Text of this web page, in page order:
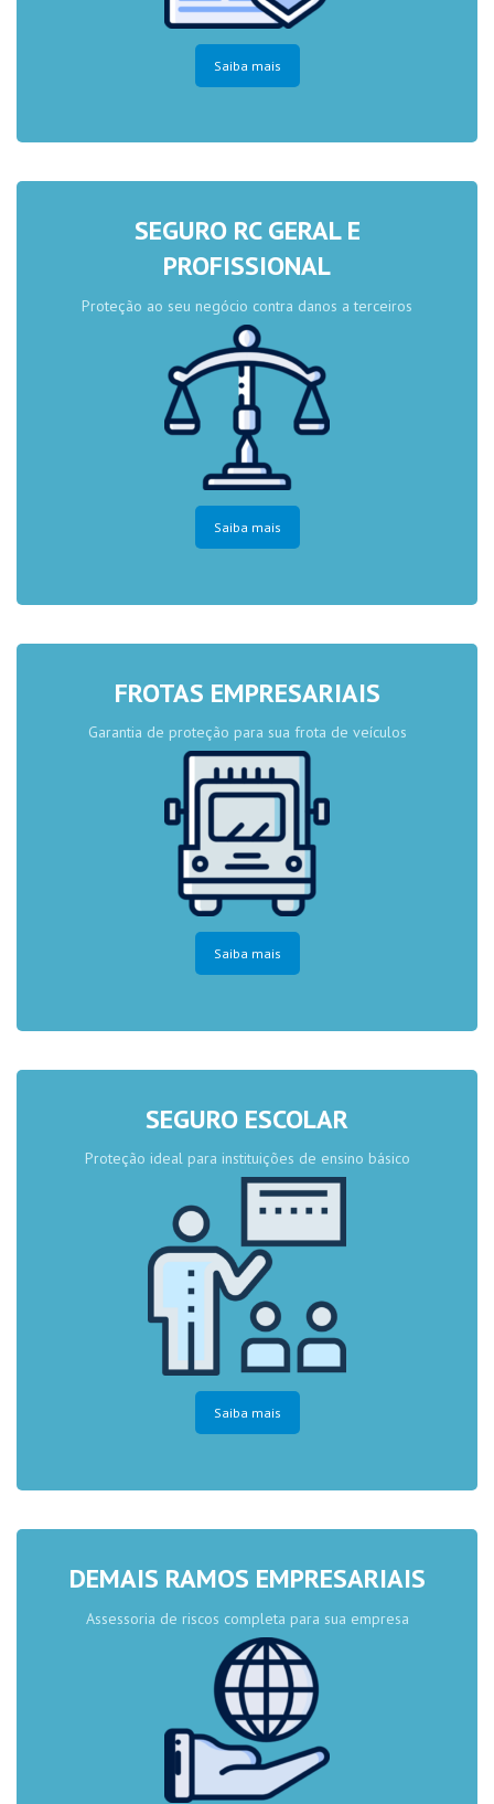
Saiba mais
SEGURO RC GERAL E
PROFISSIONAL
Proteção ao seu negócio contra danos a terceiros
Saiba mais
FROTAS EMPRESARIAIS
Garantia de proteção para sua frota de veículos
Saiba mais
SEGURO ESCOLAR
Proteção ideal para instituições de ensino básico
Saiba mais
DEMAIS RAMOS EMPRESARIAIS
Assessoria de riscos completa para sua empresa